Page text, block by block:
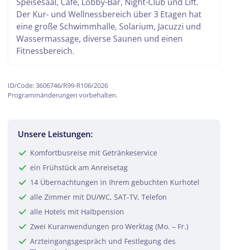
Der Kur- und Wellnessbereich über 3 Etagen hat
eine große Schwimmhalle, Solarium, Jacuzzi und
Wassermassage, diverse Saunen und einen
Fitnessbereich.
ID/Code: 3606746/R99-R106/2026
Programmänderungen vorbehalten.
Unsere Leistungen:
Komfortbusreise mit Getränkeservice
ein Frühstück am Anreisetag
14 Übernachtungen in Ihrem gebuchten Kurhotel
alle Zimmer mit DU/WC, SAT-TV, Telefon
alle Hotels mit Halbpension
Zwei Kuranwendungen pro Werktag (Mo. – Fr.)
Arzteingangsgespräch und Festlegung des